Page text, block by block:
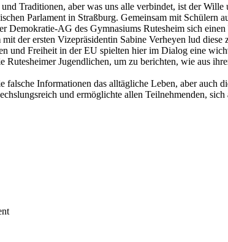
Traditionen, aber was uns alle verbindet, ist der
Parlament in Straßburg. Gemeinsam mit Schülern
Demokratie-AG des Gymnasiums Rutesheim sich
der ersten Vizepräsidentin Sabine Verheyen lud
und Freiheit in der EU spielten hier im Dialog eine
Jugendlichen, um zu berichten, wie aus
Informationen das alltägliche Leben, aber
und ermöglichte allen Teilnehmenden,